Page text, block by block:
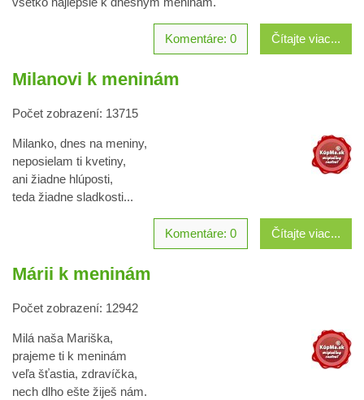
Čítajte viac...
Komentáre: 0
Milanovi k meninám
Počet zobrazení: 13715
Milanko, dnes na meniny,
neposielam ti kvetiny,
ani žiadne hlúposti,
teda žiadne sladkosti...
Čítajte viac...
Komentáre: 0
Márii k meninám
Počet zobrazení: 12942
Milá naša Mariška,
prajeme ti k meninám
veľa šťastia, zdravíčka,
nech dlho ešte žiješ nám.